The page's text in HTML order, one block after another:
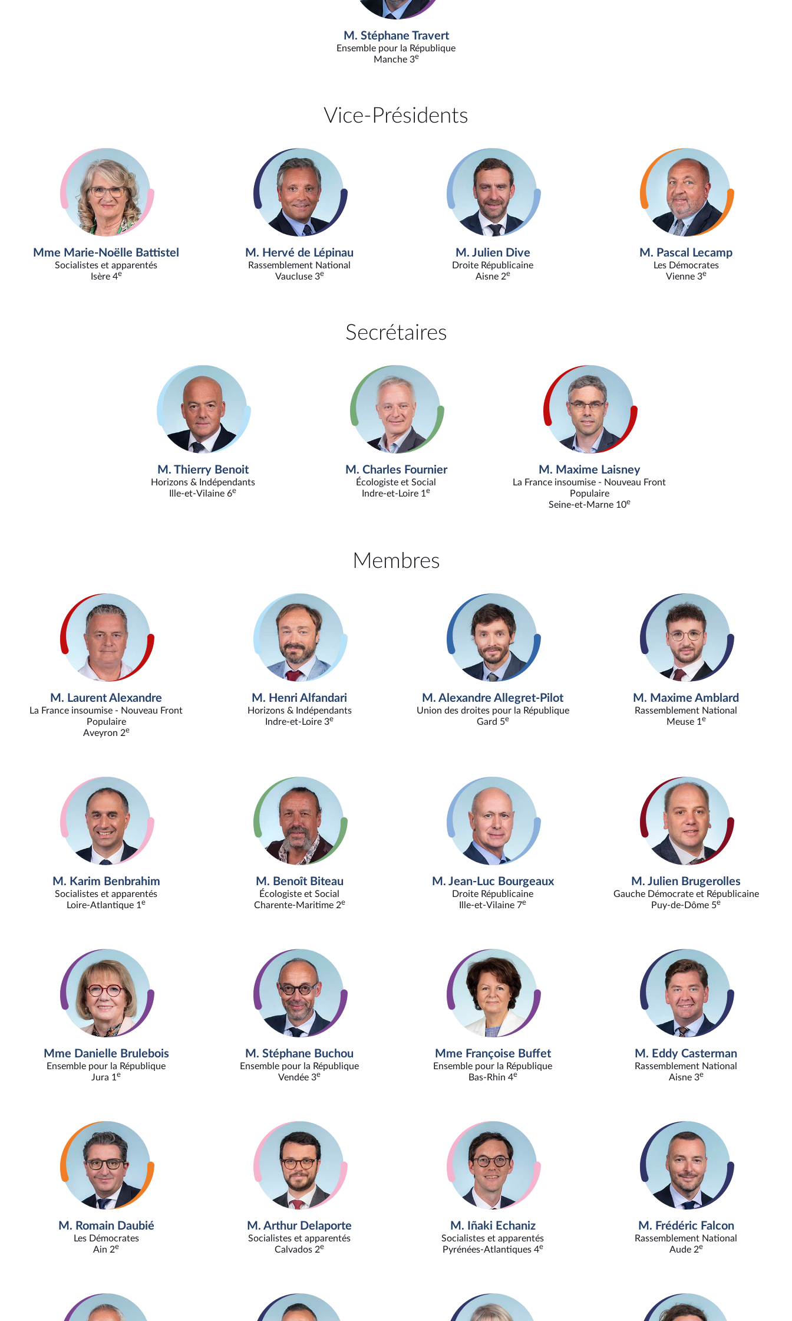
M. Stéphane Travert
Ensemble pour la République
Manche 3e
Vice-Présidents
Mme Marie-Noëlle Battistel
Socialistes et apparentés
Isère 4e
M. Hervé de Lépinau
Rassemblement National
Vaucluse 3e
M. Julien Dive
Droite Républicaine
Aisne 2e
M. Pascal Lecamp
Les Démocrates
Vienne 3e
Secrétaires
M. Thierry Benoit
Horizons & Indépendants
Ille-et-Vilaine 6e
M. Charles Fournier
Écologiste et Social
Indre-et-Loire 1 e
M. Maxime Laisney
La France insoumise - Nouveau Front
Populaire
Seine-et-Marne 10e
Membres
M. Laurent Alexandre
La France insoumise - Nouveau Front
Populaire
Aveyron 2e
M. Henri Alfandari
Horizons & Indépendants
Indre-et-Loire 3e
M. Alexandre Allegret-Pilot
Union des droites pour la République
Gard 5e
M. Maxime Amblard
Rassemblement National
Meuse 1 e
M. Karim Benbrahim
Socialistes et apparentés
Loire-Atlantique 1 e
M. Benoît Biteau
Écologiste et Social
Charente-Maritime 2e
M. Jean-Luc Bourgeaux
Droite Républicaine
Ille-et-Vilaine 7e
M. Julien Brugerolles
Gauche Démocrate et Républicaine
Puy-de-Dôme 5e
Mme Danielle Brulebois
Ensemble pour la République
Jura 1 e
M. Stéphane Buchou
Ensemble pour la République
Vendée 3e
Mme Françoise Buffet
Ensemble pour la République
Bas-Rhin 4e
M. Eddy Casterman
Rassemblement National
Aisne 3e
M. Romain Daubié
Les Démocrates
Ain 2e
M. Arthur Delaporte
Socialistes et apparentés
Calvados 2e
M. Iñaki Echaniz
Socialistes et apparentés
Pyrénées-Atlantiques 4e
M. Frédéric Falcon
Rassemblement National
Aude 2e